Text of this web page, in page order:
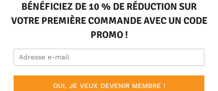
BÉNÉFICIEZ DE 10 % DE RÉDUCTION SUR
VOTRE PREMIÈRE COMMANDE AVEC UN CODE
PROMO !
OUI, JE VEUX DEVENIR MEMBRE !